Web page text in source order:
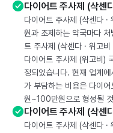
다이어트 주사제 (삭센
다이어트 주사제 (삭센다 ·
원과 조제하는 약국마다
트 주사제 (삭센다 · 위고
다이어트 주사제 (위고비)
정되었습니다. 현재 업계
가 부담하는 비용은 다이
원~100만원으로 형성될
다이어트 주사제 (삭센
다이어트 주사제 (삭센다